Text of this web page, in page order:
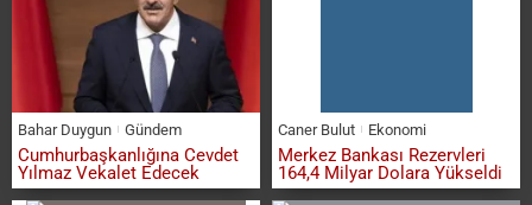
Bahar Duygun Gündem
Cumhurbaşkanlığına Cevdet
Yılmaz Vekalet Edecek
Caner Bulut Ekonomi
Merkez Bankası Rezervleri
164,4 Milyar Dolara Yükseldi